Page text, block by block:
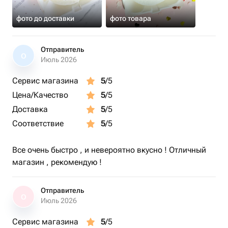
фото до доставки фото товара
О
Отправитель
Июль 2026
Сервис магазина 5/5
Цена/Качество
5/5
Доставка
5/5
Соответствие
5/5
Все очень быстро , и невероятно вкусно ! Отличный
магазин , рекомендую !
Отправитель
Июль 2026
Сервис магазина 5/5